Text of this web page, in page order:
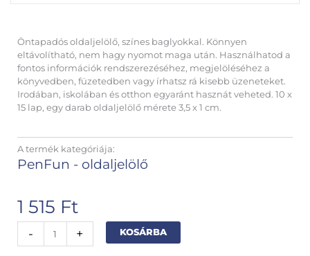
Öntapadós oldaljelölő, színes baglyokkal. Könnyen
eltávolítható, nem hagy nyomot maga után. Használhatod a
fontos információk rendszerezéséhez, megjelöléséhez a
könyvedben, füzetedben vagy írhatsz rá kisebb üzeneteket.
Irodában, iskolában és otthon egyaránt hasznát veheted. 10 x
15 lap, egy darab oldaljelölő mérete 3,5 x 1 cm.
A termék kategóriája:
PenFun - oldaljelölő
1 515 Ft
-
oldaljelölő
+ KOSÁRBA